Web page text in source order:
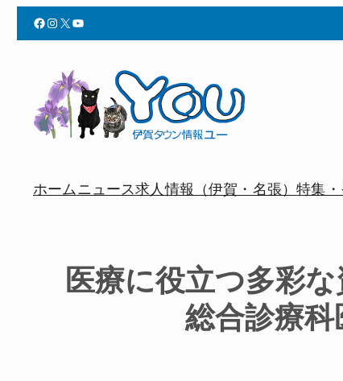
Facebook Instagram X YouTube
ホームニュース求人情報（伊賀・名張）特集
医療に役立つ多彩
総合診療